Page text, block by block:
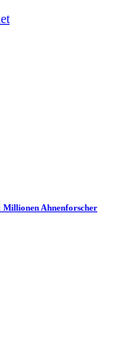
Ahnenforscher